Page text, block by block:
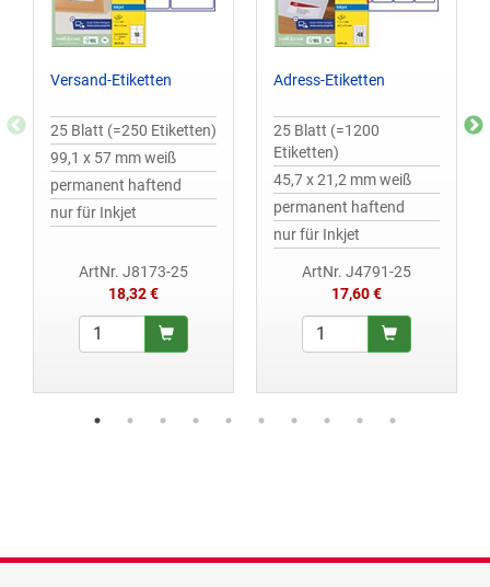
Versand-Etiketten
25 Blatt (=250 Etiketten)
99,1 x 57 mm weiß
permanent haftend
nur für Inkjet
ArtNr. J8173-25
18,32 €
Adress-Etiketten
25 Blatt (=1200
Etiketten)
45,7 x 21,2 mm weiß
permanent haftend
nur für Inkjet
ArtNr. J4791-25
17,60 €